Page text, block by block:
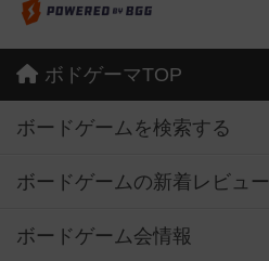
ボドゲーマTOP
ボードゲームを検索する
ボードゲームの新着レビュー
ボードゲーム会情報